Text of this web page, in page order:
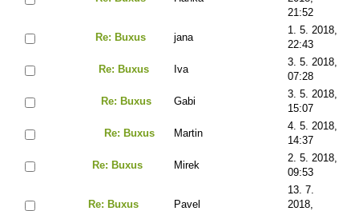
21:52
Re: Buxus jana
1. 5. 2018,
22:43
Re: Buxus Iva
3. 5. 2018,
07:28
Re: Buxus Gabi
3. 5. 2018,
15:07
Re: Buxus Martin
4. 5. 2018,
14:37
Re: Buxus Mirek
2. 5. 2018,
09:53
Re: Buxus Pavel
13. 7.
2018,